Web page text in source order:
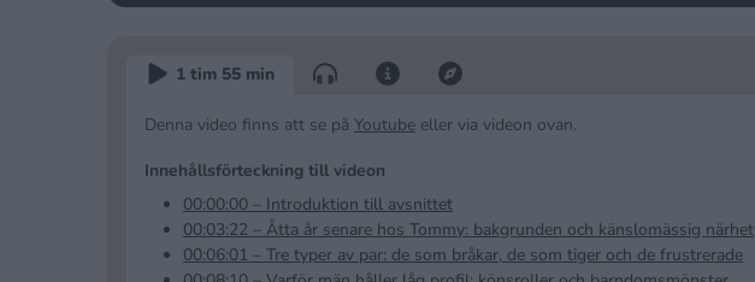
1 tim 55 min
Denna video finns att se på Youtube eller via videon ovan.
Innehållsförteckning till videon
00:00:00 – Introduktion till avsnittet
00:03:22 – Åtta år senare hos Tommy: bakgrunden och känslomässig närhet
00:06:01 – Tre typer av par: de som bråkar, de som tiger och de frustrerade